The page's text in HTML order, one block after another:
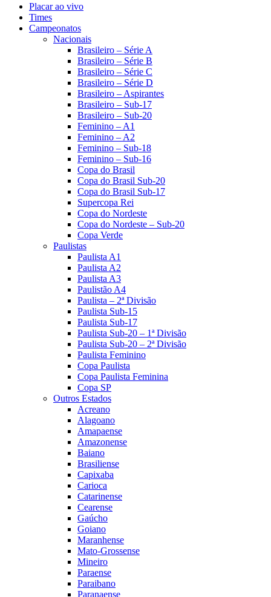
Placar ao vivo
Times
Campeonatos
Nacionais
Brasileiro – Série A
Brasileiro – Série B
Brasileiro – Série C
Brasileiro – Série D
Brasileiro – Aspirantes
Brasileiro – Sub-17
Brasileiro – Sub-20
Feminino – A1
Feminino – A2
Feminino – Sub-18
Feminino – Sub-16
Copa do Brasil
Copa do Brasil Sub-20
Copa do Brasil Sub-17
Supercopa Rei
Copa do Nordeste
Copa do Nordeste – Sub-20
Copa Verde
Paulistas
Paulista A1
Paulista A2
Paulista A3
Paulistão A4
Paulista – 2ª Divisão
Paulista Sub-15
Paulista Sub-17
Paulista Sub-20 – 1ª Divisão
Paulista Sub-20 – 2ª Divisão
Paulista Feminino
Copa Paulista
Copa Paulista Feminina
Copa SP
Outros Estados
Acreano
Alagoano
Amapaense
Amazonense
Baiano
Brasiliense
Capixaba
Carioca
Catarinense
Cearense
Gaúcho
Goiano
Maranhense
Mato-Grossense
Mineiro
Paraense
Paraibano
Paranaense